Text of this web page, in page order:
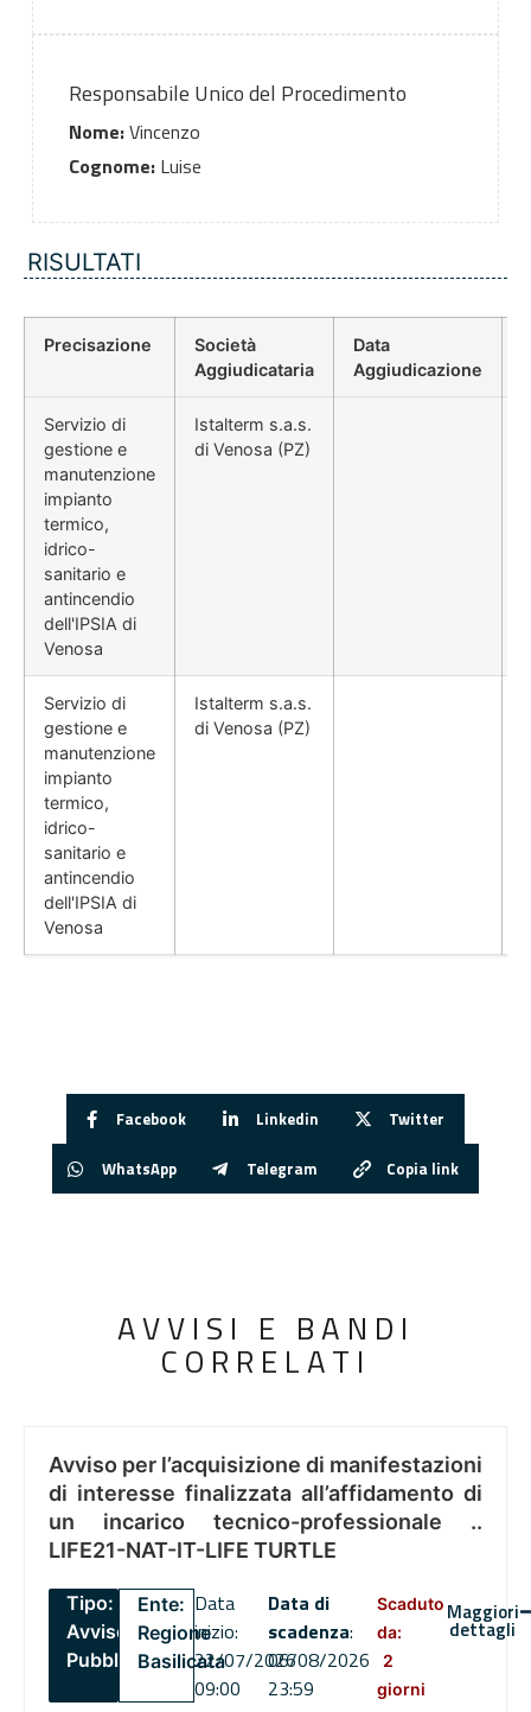
Responsabile Unico del Procedimento
Nome:Vincenzo
Cognome:Luise
RISULTATI
Precisazione
Società
Aggiudicataria
Data
Aggiudicazione
Servizio di
gestione e
manutenzione
impianto
termico,
idrico-
sanitario e
antincendio
dell'IPSIA di
Venosa
Istalterm s.a.s.
di Venosa (PZ)
Servizio di
gestione e
manutenzione
impianto
termico,
idrico-
sanitario e
antincendio
dell'IPSIA di
Venosa
Istalterm s.a.s.
di Venosa (PZ)
Facebook Linkedin Twitter
WhatsApp Telegram Copia link
AVVISI E BANDI
CORRELATI
Avviso per l’acquisizione di manifestazioni
di interesse finalizzata all’affidamento di
un incarico tecnico-professionale ..
LIFE21-NAT-IT-LIFE TURTLE
Tipo:
Avviso
Pubblico
Ente:
Regione
Basilicata
Data
inizio:
22/07/2026
09:00
Data di
scadenza:
06/08/2026
23:59
Scaduto
da:
2
giorni
Maggiori
dettagli